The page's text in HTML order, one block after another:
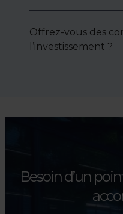
négocier le prix, le
conditions de vente.
Offrez-vous des
l’investissement ?
l’évaluation et la
Besoin d’un